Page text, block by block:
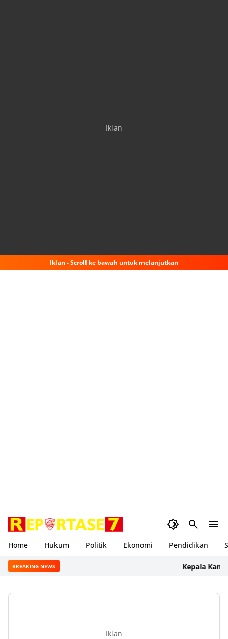
Iklan
Iklan - Scroll ke bawah untuk melanjutkan
Home Hukum Politik Ekonomi Pendidikan
BREAKING NEWS Kepala Kantor
Iklan